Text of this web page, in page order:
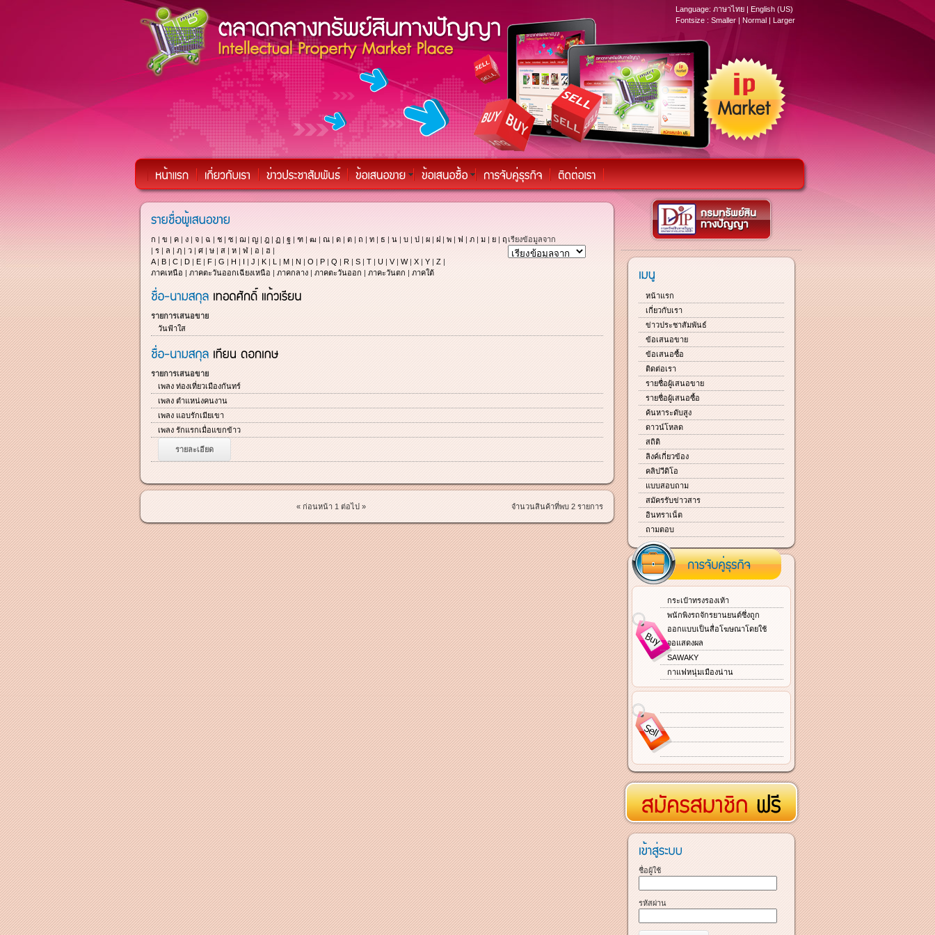
Language: ภาษาไทย | English (US)
Fontsize : Smaller | Normal | Larger
ก | ข | ค | ง | จ | ฉ | ช | ซ | ฌ | ญ | ฎ | ฏ | ฐ | ฑ | ฒ | ณ | ด | ต | ถ | ท | ธ | น | บ | ป | ผ | ฝ | พ | ฟ | ภ | ม | ย | ฤ
| ร | ล | ฦ | ว | ศ | ษ | ส | ห | ฬ | อ | ฮ |
A| B | C | D | E | F | G | H | I | J | K | L | M | N | O | P | Q | R | S | T | U | V| W| X | Y | Z |
ภาคเหนือ | ภาคตะวันออกเฉียงเหนือ | ภาคกลาง | ภาคตะวันออก | ภาคะวันตก | ภาคใต้
เรียงข้อมูลจาก
รายการเสนอขาย
วันฟ้าใส
รายการเสนอขาย
เพลง ท่องเที่ยวเมืองกันทร์
เพลง ตำแหน่งคนงาน
เพลง แอบรักเมียเขา
เพลง รักแรกเมื่อแขกข้าว
รายละเอียด
จำนวนสินค้าที่พบ 2 รายการ
« ก่อนหน้า 1 ต่อไป »
หน้าแรก
เกี่ยวกับเรา
ข่าวประชาสัมพันธ์
ข้อเสนอขาย
ข้อเสนอซื้อ
ติดต่อเรา
รายชื่อผู้เสนอขาย
รายชื่อผู้เสนอซื้อ
ค้นหาระดับสูง
ดาวน์โหลด
สถิติ
ลิงค์เกี่ยวข้อง
คลิปวีดิโอ
แบบสอบถาม
สมัครรับข่าวสาร
อินทราเน็ต
ถามตอบ
กระเป๋าทรงรองเท้า
พนักพิงรถจักรยานยนต์ซึ่งถูก
ออกแบบเป็นสื่อโฆษณาโดยใช้
จอแสดงผล
SAWAKY
กาแฟหนุ่มเมืองน่าน
ชื่อผู้ใช้
รหัสผ่าน